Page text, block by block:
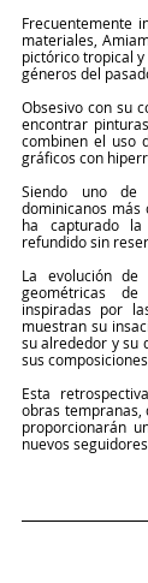
Frecuentemente
materiales,
pictórico tropical
géneros del
Obsesivo con su
encontrar
combinen el uso
gráficos con
Siendo uno de
dominicanos más
ha capturado
refundido sin
La evolución
geométricas
inspiradas por
muestran su
su alrededor y su
sus
Esta
obras tempranas,
proporcionarán
nuevos